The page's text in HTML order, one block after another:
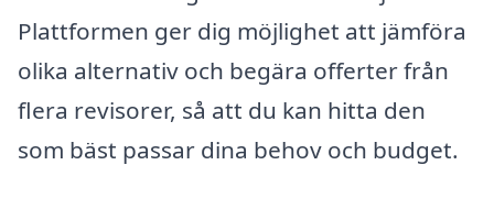
Plattformen ger dig möjlighet att jämföra
olika alternativ och begära offerter från
flera revisorer, så att du kan hitta den
som bäst passar dina behov och budget.